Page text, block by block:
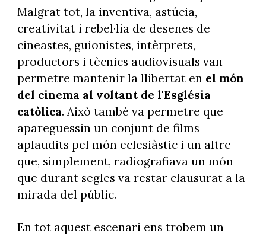
Malgrat tot, la inventiva, astúcia,
creativitat i rebel·lia de desenes de
cineastes, guionistes, intèrprets,
productors i tècnics audiovisuals van
permetre mantenir la llibertat en el món
del cinema al voltant de l'Església
catòlica. Això també va permetre que
apareguessin un conjunt de films
aplaudits pel món eclesiàstic i un altre
que, simplement, radiografiava un món
que durant segles va restar clausurat a la
mirada del públic.
En tot aquest escenari ens trobem un